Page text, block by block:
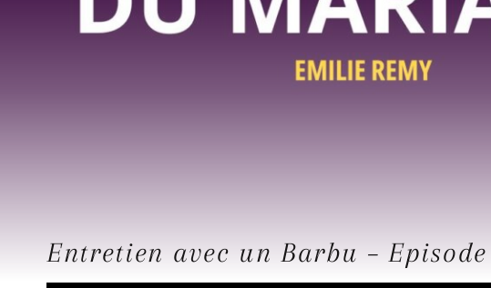
Entretien avec un Barbu –